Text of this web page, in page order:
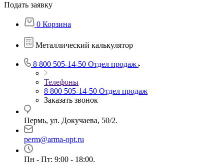
Подать заявку
0 Корзина
Металлический калькулятор
8 800 505-14-50 Отдел продаж
Телефоны
8 800 505-14-50 Отдел продаж
Заказать звонок
Пермь, ул. Докучаева, 50/2.
perm@arma-opt.ru
Пн - Пт: 9:00 - 18:00.